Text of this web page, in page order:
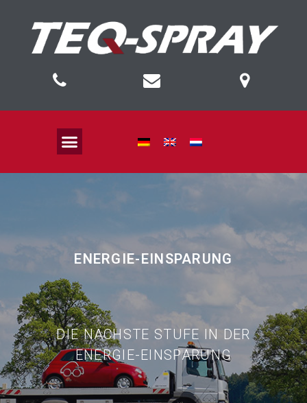
ENERGIE-EINSPARUNG
DIE NÄCHSTE STUFE IN DER
ENERGIE-EINSPARUNG